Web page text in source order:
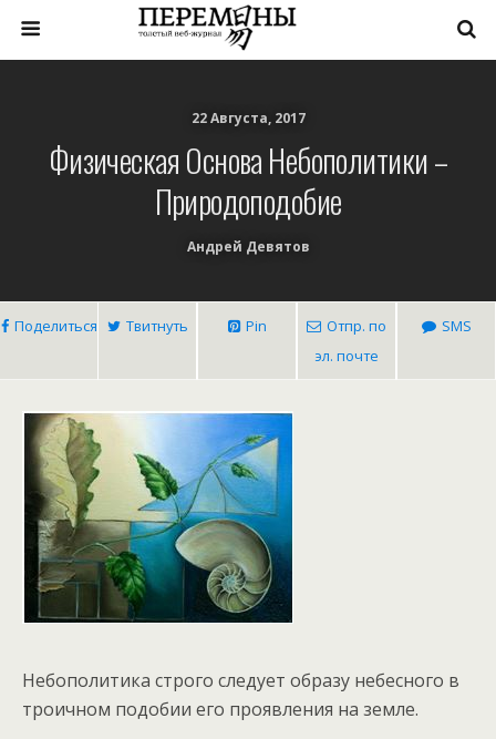
22 Августа, 2017
Физическая Основа Небополитики –
Природоподобие
Андрей Девятов
Поделиться Твитнуть Pin
Отпр. по
эл. почте
SMS
Небополитика строго следует образу небесного в
троичном подобии его проявления на земле.